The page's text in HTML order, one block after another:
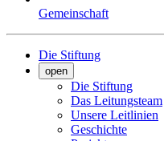
Gemeinschaft
Die Stiftung
open
Die Stiftung
Das Leitungsteam
Unsere Leitlinien
Geschichte